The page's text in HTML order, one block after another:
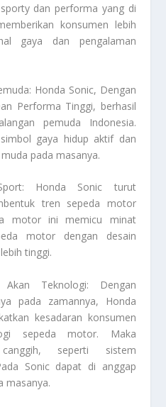
dan performa yang di
konsumen lebih
gaya dan pengalaman
Honda Sonic, Dengan
Performa Tinggi, berhasil
pemuda Indonesia.
gaya hidup aktif dan
pada masanya.
Honda Sonic turut
tren sepeda motor
motor ini memicu minat
motor dengan desain
tinggi.
Akan Teknologi: Dengan
pada zamannya, Honda
kesadaran konsumen
sepeda motor. Maka
seperti sistem
Sonic dapat di anggap
masanya.